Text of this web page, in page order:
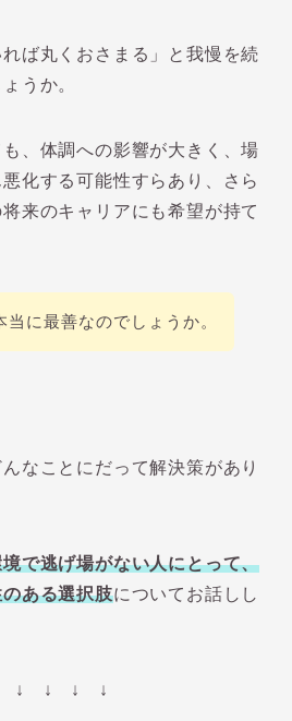
れば丸くおさまる」と我慢を続
うか。
、体調への影響が大きく、場
化する可能性すらあり、さら
来のキャリアにも希望が持て
当に最善なのでしょうか。
なことにだって解決策があり
で逃げ場がない人にとって、
ある選択肢についてお話しし
↓ ↓ ↓ ↓